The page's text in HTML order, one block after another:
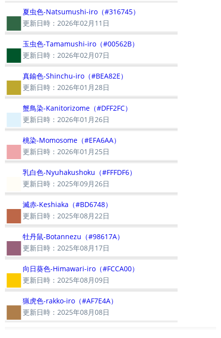
■夏虫色-Natsumushi-iro（#316745）
更新日時：2026年02月11日
■玉虫色-Tamamushi-iro（#00562B）
更新日時：2026年02月07日
■真鍮色-Shinchu-iro（#BEA82E）
更新日時：2026年01月28日
■蟹鳥染-Kanitorizome（#DFF2FC）
更新日時：2026年01月26日
■桃染-Momosome（#EFA6AA）
更新日時：2026年01月25日
■乳白色-Nyuhakushoku（#FFFDF6）
更新日時：2025年09月26日
■滅赤-Keshiaka（#BD6748）
更新日時：2025年08月22日
■牡丹鼠-Botannezu（#98617A）
更新日時：2025年08月17日
■向日葵色-Himawari-iro（#FCCA00）
更新日時：2025年08月09日
■猟虎色-rakko-iro（#AF7E4A）
更新日時：2025年08月08日